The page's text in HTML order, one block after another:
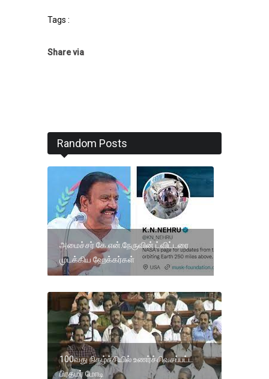
Tags :
Share via
Random Posts
அமைச்சர் கே.என்.நேருவின் ட்விட்டரை
முடக்கிய ஹேக்கர்கள்
100வது நிகழ்ச்சியில் உணர்ச்சிவசப்பட்ட
பிரதமர் மோடி